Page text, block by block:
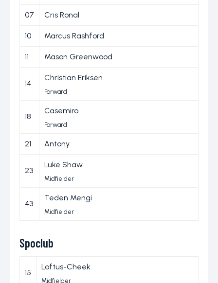
07 Cris Ronal
10 Marcus Rashford
11 Mason Greenwood
14
Christian Eriksen
Forward
18
Casemiro
Forward
21 Antony
23
Luke Shaw
Midfielder
43
Teden Mengi
Midfielder
Spoclub
15
Loftus-Cheek
Midfielder